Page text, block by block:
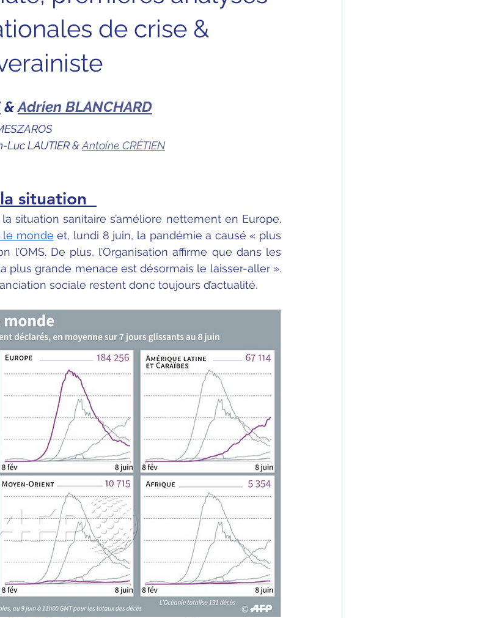
de crise &
& Adrien BLANCHARD
Luc LAUTIER & Antoine CRÉTIEN
situation
situation sanitaire s’améliore nettement en Europe.
le monde et, lundi 8 juin, la pandémie a causé « plus
l’OMS. De plus, l’Organisation affirme que dans les
plus grande menace est désormais le laisser-aller ».
sociale restent donc toujours d’actualité.